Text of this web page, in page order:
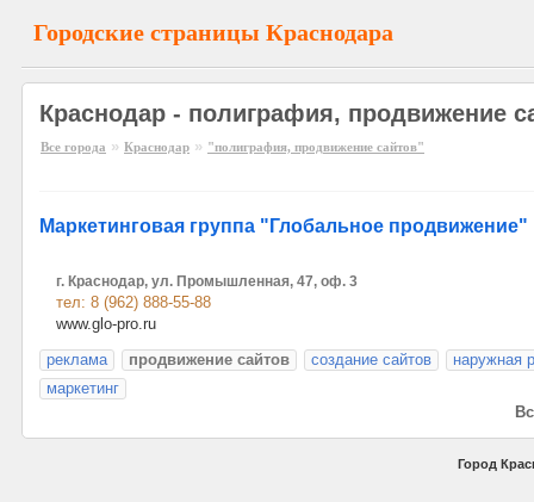
Городские страницы Краснодара
Краснодар - полиграфия, продвижение
Все города » Краснодар » "полиграфия, продвижение сайтов"
Маркетинговая группа "Глобальное продвижение"
г. Краснодар, ул. Промышленная, 47, оф. 3
тел: 8 (962) 888-55-88
www.glo-pro.ru
реклама
продвижение сайтов создание сайтов
наружная
маркетинг
Город